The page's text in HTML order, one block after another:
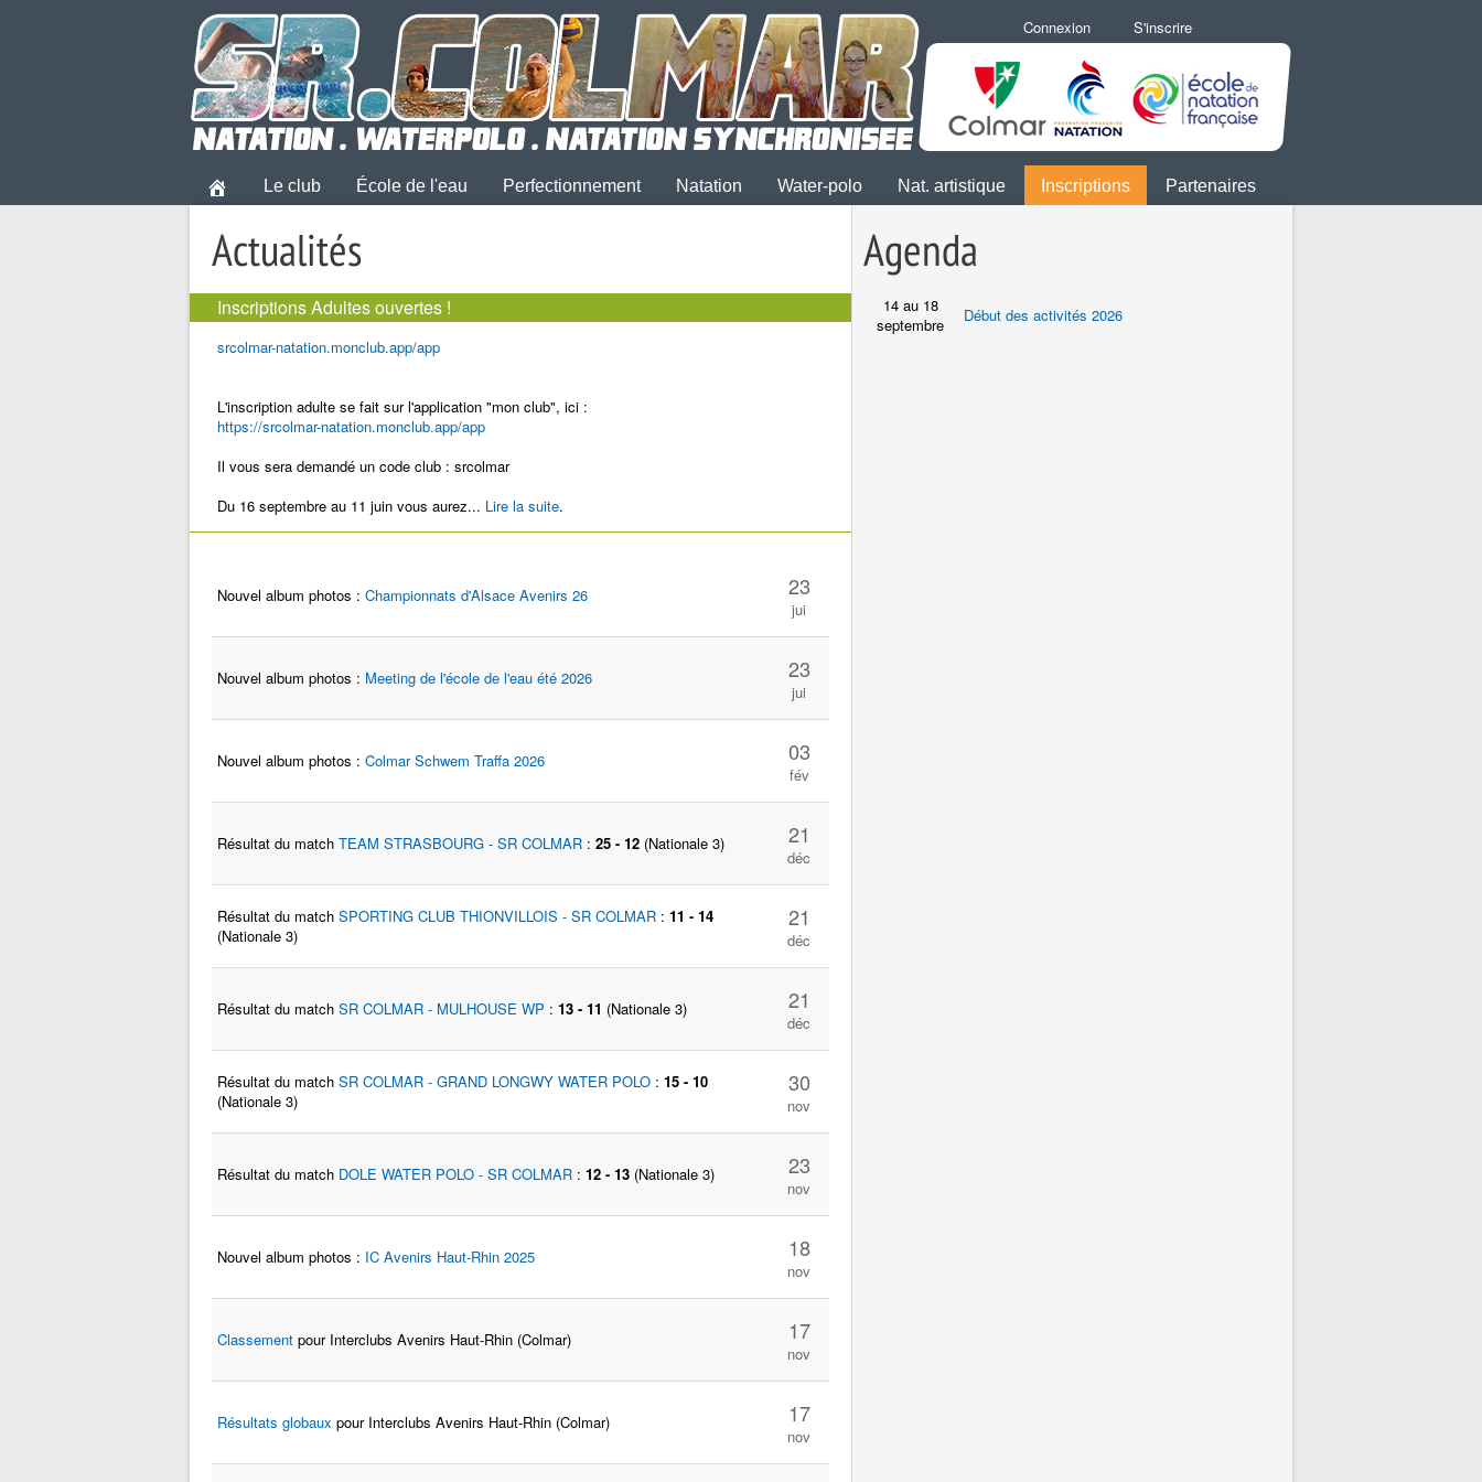
Connexion S'inscrire
Le club École de l'eau Perfectionnement Natation Water-polo Nat. artistique Inscriptions Partenaires
Actualités
Inscriptions Adultes ouvertes !
srcolmar-natation.monclub.app/app
L'inscription adulte se fait sur l'application "mon club", ici :
https://srcolmar-natation.monclub.app/app
Il vous sera demandé un code club : srcolmar
Du 16 septembre au 11 juin vous aurez... Lire la suite.
Nouvel album photos : Championnats d'Alsace Avenirs 26 23
jui
Nouvel album photos : Meeting de l'école de l'eau été 2026 23
jui
Nouvel album photos : Colmar Schwem Traffa 2026 03
fév
Résultat du match TEAM STRASBOURG - SR COLMAR : 25 - 12 (Nationale 3) 21
déc
Résultat du match SPORTING CLUB THIONVILLOIS - SR COLMAR : 11 - 14
(Nationale 3)
21
déc
Résultat du match SR COLMAR - MULHOUSE WP : 13 - 11 (Nationale 3) 21
déc
Résultat du match SR COLMAR - GRAND LONGWY WATER POLO : 15 - 10
(Nationale 3)
30
nov
Résultat du match DOLE WATER POLO - SR COLMAR : 12 - 13 (Nationale 3) 23
nov
Nouvel album photos : IC Avenirs Haut-Rhin 2025 18
nov
Classement pour Interclubs Avenirs Haut-Rhin (Colmar) 17
nov
Résultats globaux pour Interclubs Avenirs Haut-Rhin (Colmar) 17
nov
Agenda
14 au 18
septembre
Début des activités 2026